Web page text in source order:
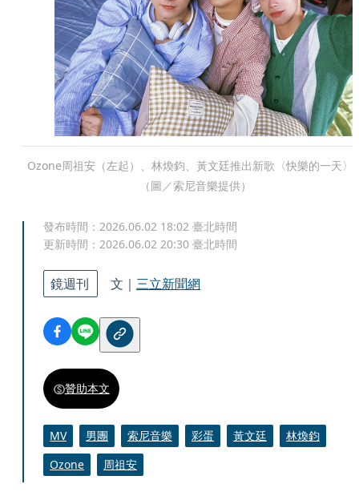
Ozone周祖安（左起）、林煥鈞、黃文廷推出新歌〈快樂的一天〉
（圖／索尼音樂提供）
發布時間： 2026.06.02 18:02 臺北時間
更新時間： 2026.06.02 20:30 臺北時間
鏡週刊 文｜ 三立新聞網
贊助本文
MV 男團 索尼音樂 彩蛋 黃文廷
林煥鈞
Ozone
周祖安